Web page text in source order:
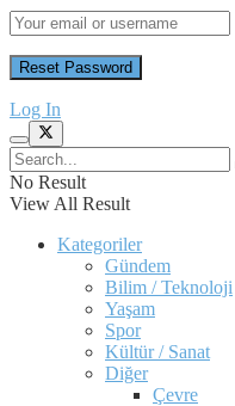
Log In
No Result
View All Result
Kategoriler
Gündem
Bilim / Teknoloji
Yaşam
Spor
Kültür / Sanat
Diğer
Çevre